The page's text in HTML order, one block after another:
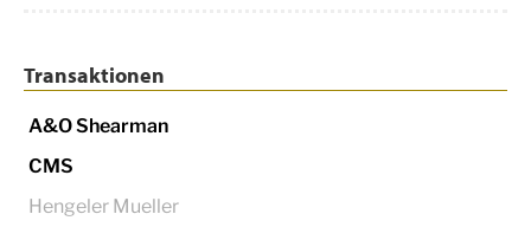
Transaktionen
A&O Shearman
CMS
Hengeler Mueller